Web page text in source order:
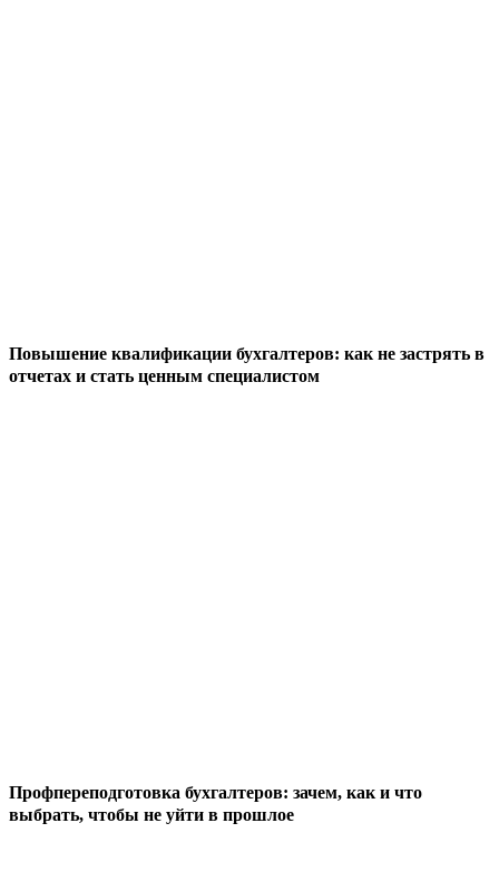
Повышение квалификации бухгалтеров: как не застрять в
отчетах и стать ценным специалистом
Профпереподготовка бухгалтеров: зачем, как и что
выбрать, чтобы не уйти в прошлое